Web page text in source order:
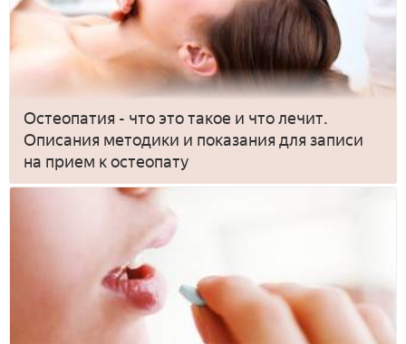
Остеопатия - что это такое и что лечит.
Описания методики и показания для записи
на прием к остеопату